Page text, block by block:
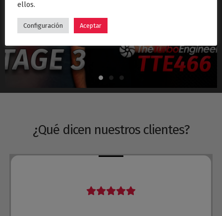
Hyundai i30N Stage 3 – Turbo TTE466
¿Qué dicen nuestros clientes?
ellos.
Configuración Aceptar